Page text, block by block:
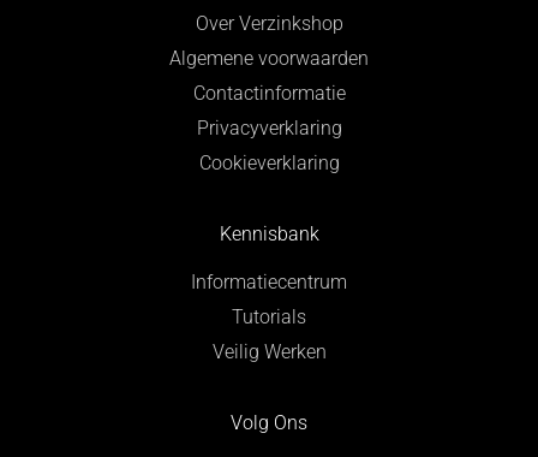
Over Verzinkshop
Algemene voorwaarden
Contactinformatie
Privacyverklaring
Cookieverklaring
Kennisbank
Informatiecentrum
Tutorials
Veilig Werken
Volg Ons